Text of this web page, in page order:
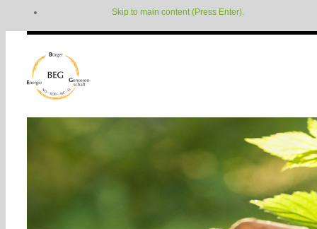
Skip to main content (Press Enter).